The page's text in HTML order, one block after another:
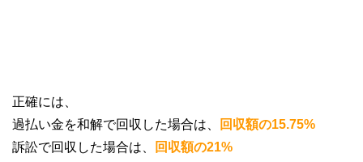
正確には、
過払い金を和解で回収した場合は、
回収額の15.75%
訴訟で回収した場合は、
回収額の21%